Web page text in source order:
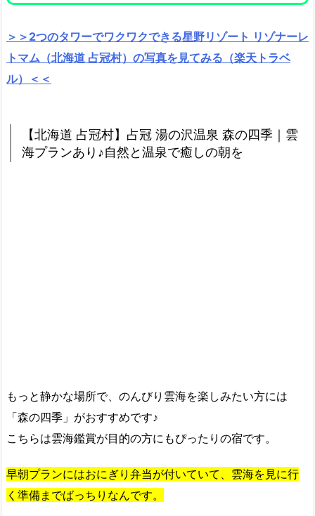
＞＞2つのタワーでワクワクできる星野リゾート リゾナーレ
トマム（北海道 占冠村）の写真を見てみる（楽天トラベ
ル）＜＜
【北海道 占冠村】占冠 湯の沢温泉 森の四季｜雲
海プランあり♪自然と温泉で癒しの朝を
もっと静かな場所で、のんびり雲海を楽しみたい方には
「森の四季」がおすすめです♪
こちらは雲海鑑賞が目的の方にもぴったりの宿です。
早朝プランにはおにぎり弁当が付いていて、雲海を見に行
く準備までばっちりなんです。